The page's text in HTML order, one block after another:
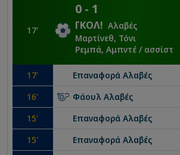
17'
0 - 1
ΓΚΟΛ! Αλαβές
Μαρτίνεθ, Τόνι
Ρεμπά, Αμπντέ / ασσίστ
17' Επαναφορά Αλαβές
16' Φάουλ Αλαβές
15' Επαναφορά Αλαβές
15' Επαναφορά Αλαβές